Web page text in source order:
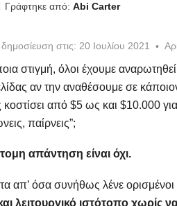
Γράφτηκε από: Abi Carter
στις: 20 Ιουλίου 2021
στιγμή, όλοι έχουμε
αν την αναθέσουμε σε
από $5 ως και $10.000
παίρνεις”;
απάντηση είναι όχι.
απ’ όσα συνήθως λένε ορισμένοι
λειτουργικό ιστότοπο χωρίς